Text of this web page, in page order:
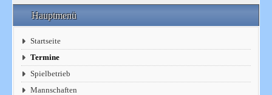
Hauptmenü
Startseite
Termine
Spielbetrieb
Mannschaften